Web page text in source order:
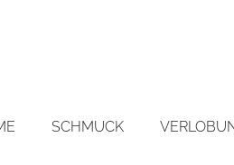
SCHMUCK